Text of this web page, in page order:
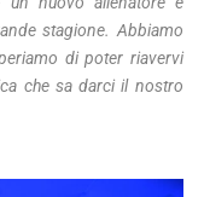
stagione. Abbiamo
di poter riavervi
che sa darci il nostro